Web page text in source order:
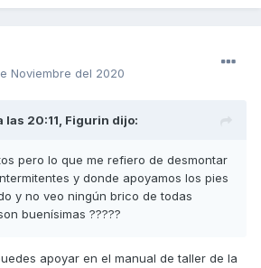
Noviembre del 2020
las 20:11, Figurin dijo:
pero lo que me refiero de desmontar
y donde apoyamos los pies
y no veo ningún brico de todas
buenísimas ?????
apoyar en el manual de taller de la